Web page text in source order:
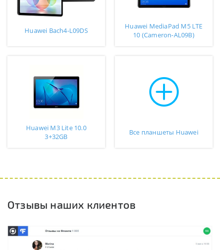
Huawei Bach4-L09DS
Huawei MediaPad M5 LTE
10 (Cameron-AL09B)
Huawei M3 Lite 10.0
3+32GB
Все планшеты Huawei
Отзывы наших клиентов